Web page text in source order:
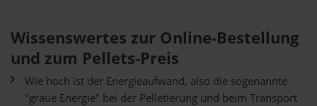
Wissenswertes zur Online-Bestellung
und zum Pellets-Preis
Wie hoch ist der Energieaufwand, also die sogenannte
"graue Energie" bei der Pelletierung und beim Transport